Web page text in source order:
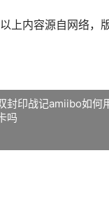
上内容源自网络，
封印战记amiibo如何
吗